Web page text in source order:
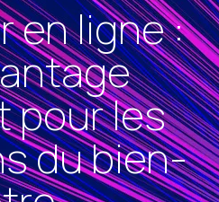
en ligne :
pour les
du bien-